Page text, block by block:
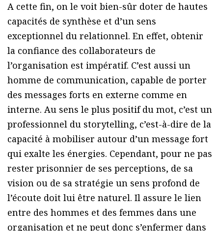
A cette fin, on le voit bien-sûr doter de hautes
capacités de synthèse et d’un sens
exceptionnel du relationnel. En effet, obtenir
la confiance des collaborateurs de
l’organisation est impératif. C’est aussi un
homme de communication, capable de porter
des messages forts en externe comme en
interne. Au sens le plus positif du mot, c’est un
professionnel du storytelling, c’est-à-dire de la
capacité à mobiliser autour d’un message fort
qui exalte les énergies. Cependant, pour ne pas
rester prisonnier de ses perceptions, de sa
vision ou de sa stratégie un sens profond de
l’écoute doit lui être naturel. Il assure le lien
entre des hommes et des femmes dans une
organisation et ne peut donc s’enfermer dans